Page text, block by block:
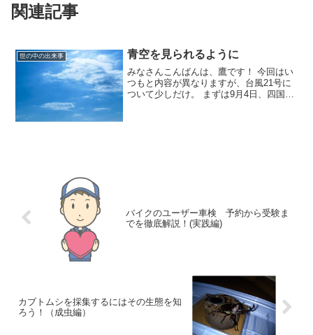
関連記事
世の中の出来事 青空を見られるように
みなさんこんばんは、鷹です！ 今回はい
つもと内容が異なりますが、台風21号に
ついて少しだけ。 まずは9月4日、四国や
バイクのユーザー車検 予約から受験ま
でを徹底解説！(実践編)
カブトムシを採集するにはその生態を知
ろう！（成虫編）